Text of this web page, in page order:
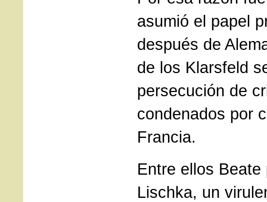
asumió el papel
después de
de los Klarsfeld
persecución de
condenados por
Francia.
Entre ellos
Lischka, un